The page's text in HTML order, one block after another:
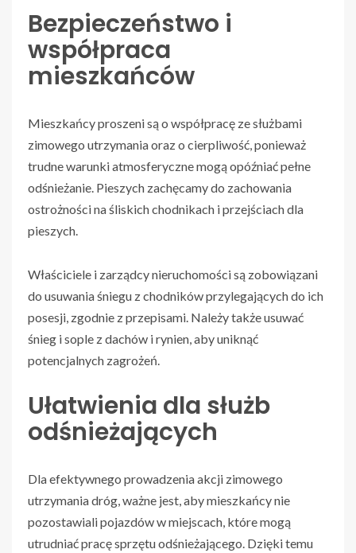
Bezpieczeństwo i
współpraca
mieszkańców
Mieszkańcy proszeni są o współpracę ze służbami
zimowego utrzymania oraz o cierpliwość, ponieważ
trudne warunki atmosferyczne mogą opóźniać pełne
odśnieżanie. Pieszych zachęcamy do zachowania
ostrożności na śliskich chodnikach i przejściach dla
pieszych.
Właściciele i zarządcy nieruchomości są zobowiązani
do usuwania śniegu z chodników przylegających do ich
posesji, zgodnie z przepisami. Należy także usuwać
śnieg i sople z dachów i rynien, aby uniknąć
potencjalnych zagrożeń.
Ułatwienia dla służb
odśnieżających
Dla efektywnego prowadzenia akcji zimowego
utrzymania dróg, ważne jest, aby mieszkańcy nie
pozostawiali pojazdów w miejscach, które mogą
utrudniać pracę sprzętu odśnieżającego. Dzięki temu